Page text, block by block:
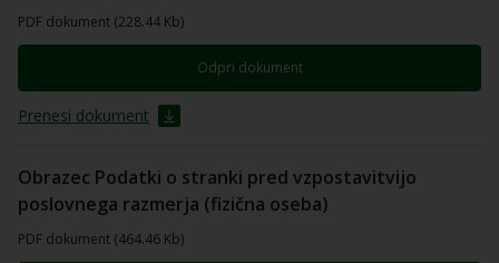
PDF dokument (228.44 Kb)
Odpri dokument
Prenesi dokument
Obrazec Podatki o stranki pred vzpostavitvijo
poslovnega razmerja (fizična oseba)
PDF dokument (464.46 Kb)